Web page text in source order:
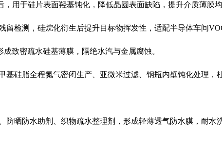
用于硅片表面羟基钝化，降低晶圆表面缺陷，提升介质薄膜均
检测，硅烷化衍生后提升目标物挥发性，适配半导体车间
致密疏水硅基薄膜，隔绝水汽与金属腐蚀。
基硅脂全程氮气密闭生产、亚微米过滤、钢瓶内壁钝化处理，
晒防水助剂、织物疏水整理剂，形成轻薄透气防水膜，耐水